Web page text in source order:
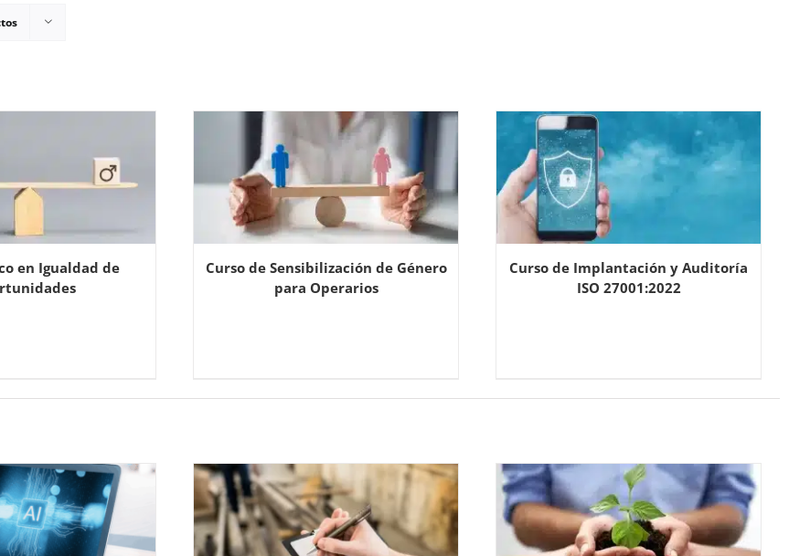
en Igualdad de
Curso de Sensibilización de Género
para Operarios
Curso de Implantación y Auditoría
ISO 27001:2022